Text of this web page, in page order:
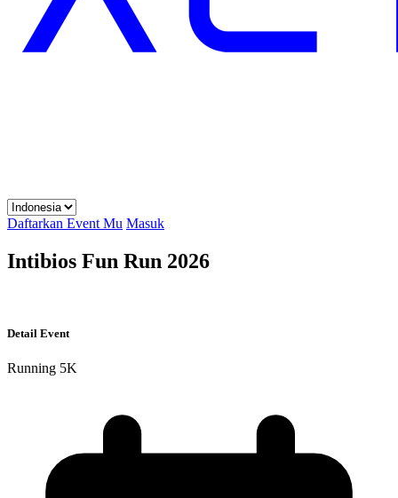
Daftarkan Event Mu Masuk
Intibios Fun Run 2026
Detail Event
Running 5K